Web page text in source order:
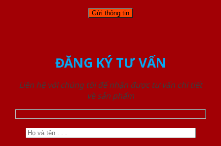
ĐĂNG KÝ TƯ VẤN
Liên hệ với chúng tôi để nhận được tư vấn chi tiết
về sản phẩm